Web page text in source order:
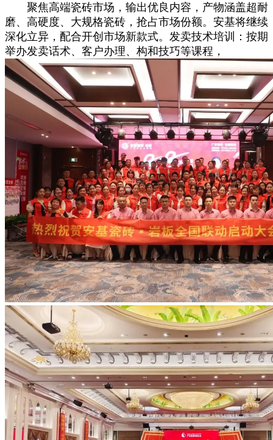
聚焦高端瓷砖市场，输出优良内容，产物涵盖超耐
磨、高硬度、大规格瓷砖，抢占市场份额。安基将继续
深化立异，配合开创市场新款式。发卖技术培训：按期
举办发卖话术、客户办理、构和技巧等课程，